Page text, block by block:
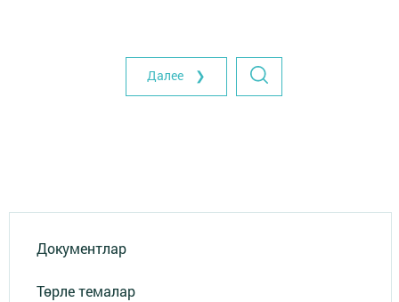
Далее ❯
Документлар
Төрле темалар